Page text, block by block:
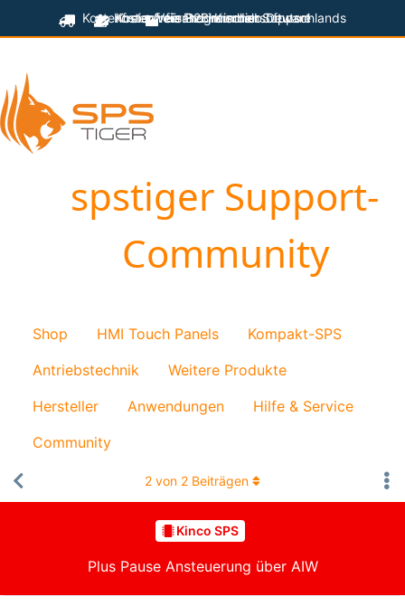
Kostenfreier technischer Support
Kostenfreier Versand innerhalb Deutschlands
Kostenfreie Programmiersoftware
für B2B-Kunden
spstiger Support-
Community
Shop HMI Touch Panels
Kompakt-SPS
Antriebstechnik
Weitere Produkte
Hersteller
Anwendungen
Hilfe & Service
Community
Kinco SPS
Plus Pause Ansteuerung über AIW
2 von 2 Beiträgen